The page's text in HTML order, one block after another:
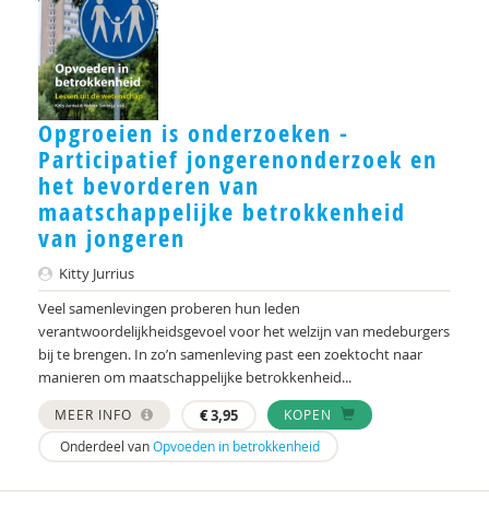
Alfons Fermin
Riet Fiddelaers-Jaspers
Ruben Fukkink
Ilse Geerinck
Thea Giesen
Judith 't Gilde
Yvonne van Ginneken
Kees de Glopper
Sieneke Goorhuis-Brouwer
Dorien Graas
Carolien Gravesteijn
Chris Groeneveld
Opgroeien is onderzoeken -
Participatief jongerenonderzoek en
het bevorderen van
maatschappelijke betrokkenheid
van jongeren
Kitty Jurrius
Veel samenlevingen proberen hun leden
verantwoordelijkheidsgevoel voor het welzijn van medeburgers
bij te brengen. In zo’n samenleving past een zoektocht naar
manieren om maatschappelijke betrokkenheid...
MEER INFO €3,95
KOPEN
Onderdeel vanOpvoeden in betrokkenheid